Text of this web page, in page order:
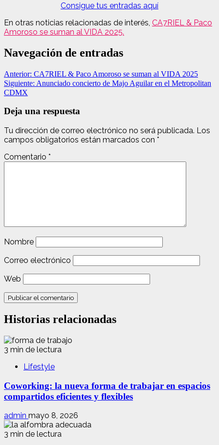
Consigue tus entradas aquí
En otras noticias relacionadas de interés, CA7RIEL & Paco
Amoroso se suman al VIDA 2025.
Navegación de entradas
Anterior: CA7RIEL & Paco Amoroso se suman al VIDA 2025
Siguiente: Anunciado concierto de Majo Aguilar en el Metropolitan
CDMX
Deja una respuesta
Tu dirección de correo electrónico no será publicada. Los
campos obligatorios están marcados con *
Comentario *
Nombre
Correo electrónico
Web
Historias relacionadas
3 min de lectura
Lifestyle
Coworking: la nueva forma de trabajar en espacios
compartidos eficientes y flexibles
admin mayo 8, 2026
3 min de lectura